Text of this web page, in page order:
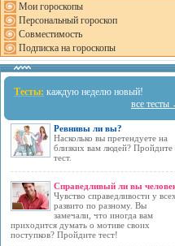
Мои гороскопы
Персональный гороскоп
Совместимость
Подписка на гороскопы
Тесты: каждую неделю новый!
все тесты
Ревнивы ли вы?
Насколько вы претендуете на
близких вам людей? Пройдите
тест.
Справедливый ли вы
Чувство справедливости у всех
развито по разному. Вы
замечали, что иногда вам
приходится думать о мотиве своих
поступков? Пройдите тест!